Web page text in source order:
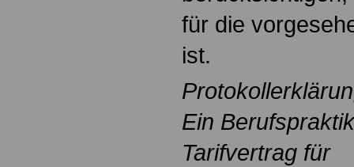
für die
ist.
Ein
Tarifvertrag für